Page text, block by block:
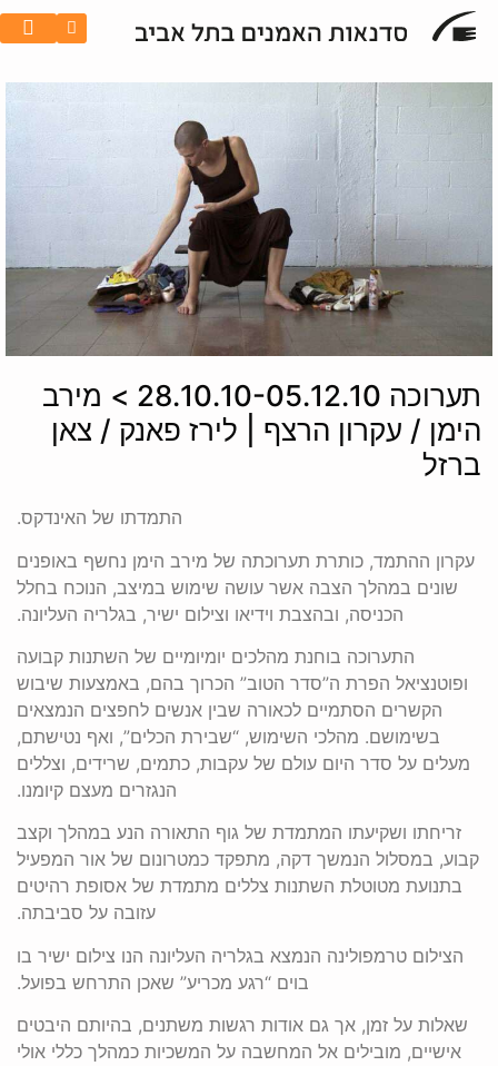
תערוכה 28.10.10-05.12.10 > מירב
הימן / עקרון הרצף | לירז פאנק / צאן
ברזל
התמדתו של האינדקס.
עקרון ההתמד, כותרת תערוכתה של מירב הימן נחשף באופנים
שונים במהלך הצבה אשר עושה שימוש במיצב, הנוכח בחלל
הכניסה, ובהצבת וידיאו וצילום ישיר, בגלריה העליונה.
התערוכה בוחנת מהלכים יומיומיים של השתנות קבועה
ופוטנציאל הפרת ה”סדר הטוב” הכרוך בהם, באמצעות שיבוש
הקשרים הסתמיים לכאורה שבין אנשים לחפצים הנמצאים
בשימושם. מהלכי השימוש, “שבירת הכלים”, ואף נטישתם,
מעלים על סדר היום עולם של עקבות, כתמים, שרידים, וצללים
הנגזרים מעצם קיומנו.
זריחתו ושקיעתו המתמדת של גוף התאורה הנע במהלך וקצב
קבוע, במסלול הנמשך דקה, מתפקד כמטרונום של אור המפעיל
בתנועת מטוטלת השתנות צללים מתמדת של אסופת רהיטים
עזובה על סביבתה.
הצילום טרמפולינה הנמצא בגלריה העליונה הנו צילום ישיר בו
בוים “רגע מכריע” שאכן התרחש בפועל.
שאלות על זמן, אך גם אודות רגשות משתנים, בהיותם היבטים
אישיים, מובילים אל המחשבה על המשכיות כמהלך כללי אולי